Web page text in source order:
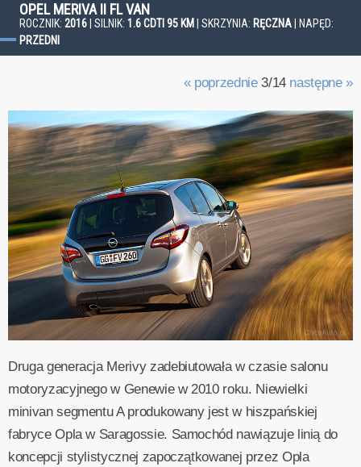
OPEL MERIVA II FL VAN
ROCZNIK: 2016 | SILNIK: 1.6 CDTI 95 KM | SKRZYNIA: RĘCZNA | NAPĘD:
PRZEDNI
« poprzednie3/14 następne »
Druga generacja Merivy zadebiutowała w czasie salonu
motoryzacyjnego w Genewie w 2010 roku. Niewielki
minivan segmentu A produkowany jest w hiszpańskiej
fabryce Opla w Saragossie. Samochód nawiązuje linią do
koncepcji stylistycznej zapoczątkowanej przez Opla